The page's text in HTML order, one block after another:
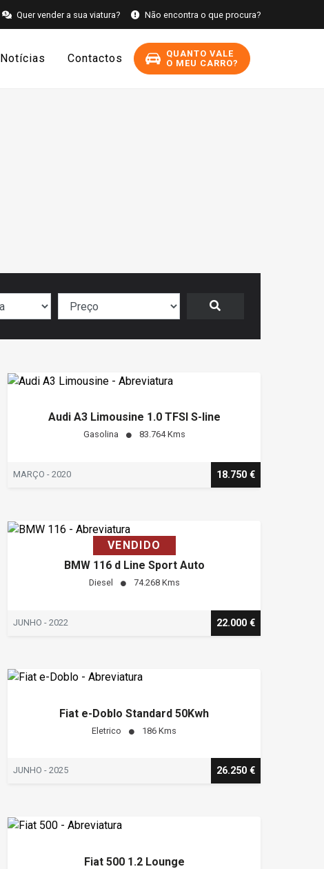
Quer vender a sua viatura? Não encontra o que procura?
Notícias Contactos
QUANTO VALE
O MEU CARRO?
Audi A3 Limousine 1.0 TFSI S-line
Gasolina 83.764 Kms
MARÇO - 2020 18.750 €
VENDIDO
BMW 116 d Line Sport Auto
Diesel 74.268 Kms
JUNHO - 2022 22.000 €
Fiat e-Doblo Standard 50Kwh
Eletrico 186 Kms
JUNHO - 2025 26.250 €
Fiat 500 1.2 Lounge